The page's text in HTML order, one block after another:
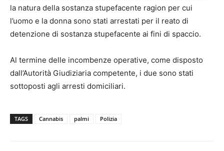
la natura della sostanza stupefacente ragion per cui
l’uomo e la donna sono stati arrestati per il reato di
detenzione di sostanza stupefacente ai fini di spaccio.
Al termine delle incombenze operative, come disposto
dall’Autorità Giudiziaria competente, i due sono stati
sottoposti agli arresti domiciliari.
TAGS Cannabis palmi Polizia